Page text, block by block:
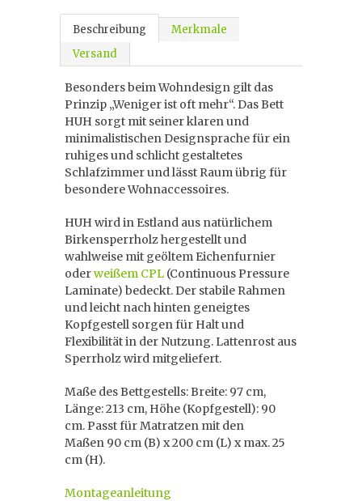
Beschreibung
Merkmale
Versand
Besonders beim Wohndesign gilt das
Prinzip „Weniger ist oft mehr“. Das Bett
HUH sorgt mit seiner klaren und
minimalistischen Designsprache für ein
ruhiges und schlicht gestaltetes
Schlafzimmer und lässt Raum übrig für
besondere Wohnaccessoires.
HUH wird in Estland aus natürlichem
Birkensperrholz hergestellt und
wahlweise mit geöltem Eichenfurnier
oderweißem CPL (Continuous Pressure
Laminate) bedeckt. Der stabile Rahmen
und leicht nach hinten geneigtes
Kopfgestell sorgen für Halt und
Flexibilität in der Nutzung. Lattenrost aus
Sperrholz wird mitgeliefert.
Maße des Bettgestells: Breite: 97 cm,
Länge: 213 cm, Höhe (Kopfgestell): 90
cm. Passt für Matratzen mit den
Maßen 90 cm (B) x 200 cm (L) x max. 25
cm (H).
Montageanleitung